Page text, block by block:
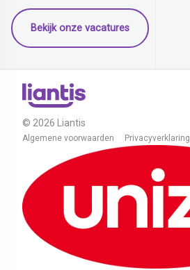
Bekijk onze vacatures
© 2026 Liantis
Algemene voorwaarden Privacyverklaring